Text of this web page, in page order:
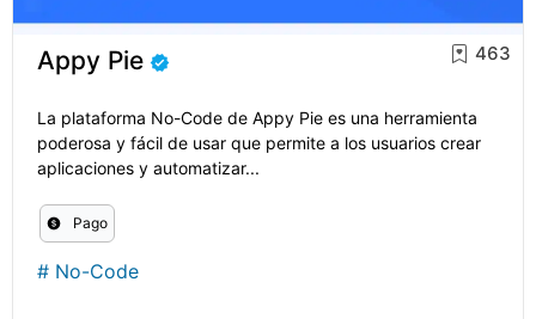
Appy Pie 463
La plataforma No-Code de Appy Pie es una herramienta
poderosa y fácil de usar que permite a los usuarios crear
aplicaciones y automatizar...
Pago
# No-Code